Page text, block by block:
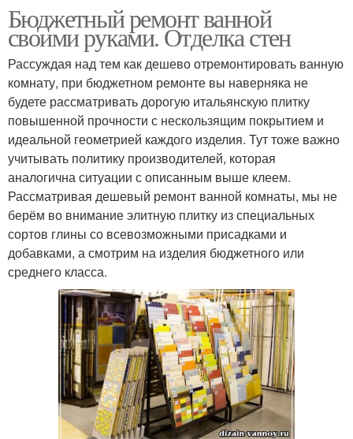
Бюджетный ремонт ванной
своими руками. Отделка стен
Рассуждая над тем как дешево отремонтировать ванную
комнату, при бюджетном ремонте вы наверняка не
будете рассматривать дорогую итальянскую плитку
повышенной прочности с нескользящим покрытием и
идеальной геометрией каждого изделия. Тут тоже важно
учитывать политику производителей, которая
аналогична ситуации с описанным выше клеем.
Рассматривая дешевый ремонт ванной комнаты, мы не
берём во внимание элитную плитку из специальных
сортов глины со всевозможными присадками и
добавками, а смотрим на изделия бюджетного или
среднего класса.